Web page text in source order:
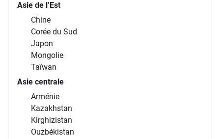
Asie de l’Est
Chine
Corée du Sud
Japon
Mongolie
Taïwan
Asie centrale
Arménie
Kazakhstan
Kirghizistan
Ouzbékistan